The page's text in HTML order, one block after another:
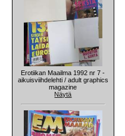
Erotiikan Maailma 1992 nr 7 -
aikuisviihdelehti / adult graphics
magazine
Näytä